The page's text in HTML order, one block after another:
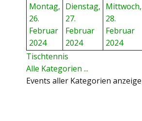
Montag,
26.
Februar
2024
Dienstag,
27.
Februar
2024
Mittwoch,
28.
Februar
2024
Tischtennis
Alle Kategorien ...
Events aller Kategorien